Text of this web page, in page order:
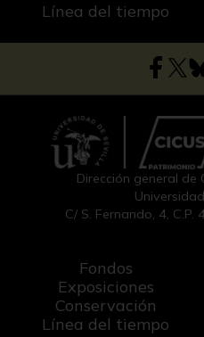
Línea del tiempo
Dirección general de
C/ S. Fernando, 4,
Fondos
Exposiciones
Conservación
Línea del tiempo